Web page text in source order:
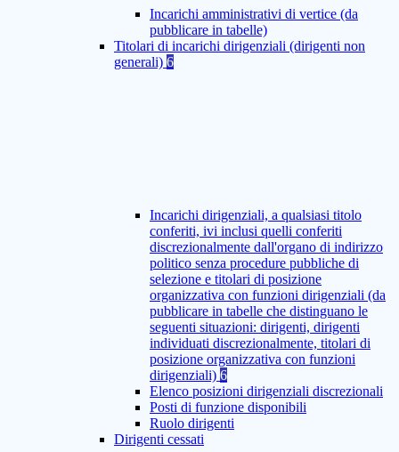
Incarichi amministrativi di vertice (da
pubblicare in tabelle)
Titolari di incarichi dirigenziali (dirigenti non
generali) 6
Incarichi dirigenziali, a qualsiasi titolo
conferiti, ivi inclusi quelli conferiti
discrezionalmente dall'organo di indirizzo
politico senza procedure pubbliche di
selezione e titolari di posizione
organizzativa con funzioni dirigenziali (da
pubblicare in tabelle che distinguano le
seguenti situazioni: dirigenti, dirigenti
individuati discrezionalmente, titolari di
posizione organizzativa con funzioni
dirigenziali) 6
Elenco posizioni dirigenziali discrezionali
Posti di funzione disponibili
Ruolo dirigenti
Dirigenti cessati